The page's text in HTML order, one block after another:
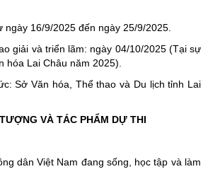
16/9/2025 đến ngày 25/9/2025.
giải và triển lãm: ngày 04/10/2025 (Tại sự
hóa Lai Châu năm 2025).
Sở Văn hóa, Thể thao và Du lịch tỉnh Lai
VÀ TÁC PHẨM DỰ THI
dân Việt Nam đang sống, học tập và làm